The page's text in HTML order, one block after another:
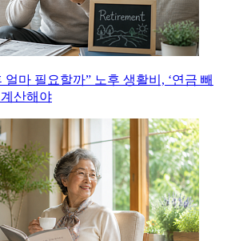
얼마 필요할까” 노후 생활비, ‘연금 빼
산해야